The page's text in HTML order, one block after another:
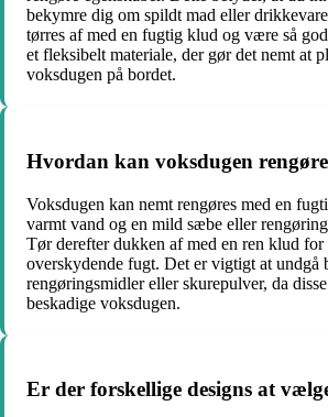
bekymre dig om spildt mad eller
tørres af med en fugtig klud og være så
et fleksibelt materiale, der gør det nemt at
voksdugen på bordet.
Hvordan kan voksdugen
Voksdugen kan nemt rengøres med en
varmt vand og en mild sæbe eller
Tør derefter dukken af med en ren klud for
overskydende fugt. Det er vigtigt at undgå
rengøringsmidler eller skurepulver, da
beskadige voksdugen.
Er der forskellige designs at